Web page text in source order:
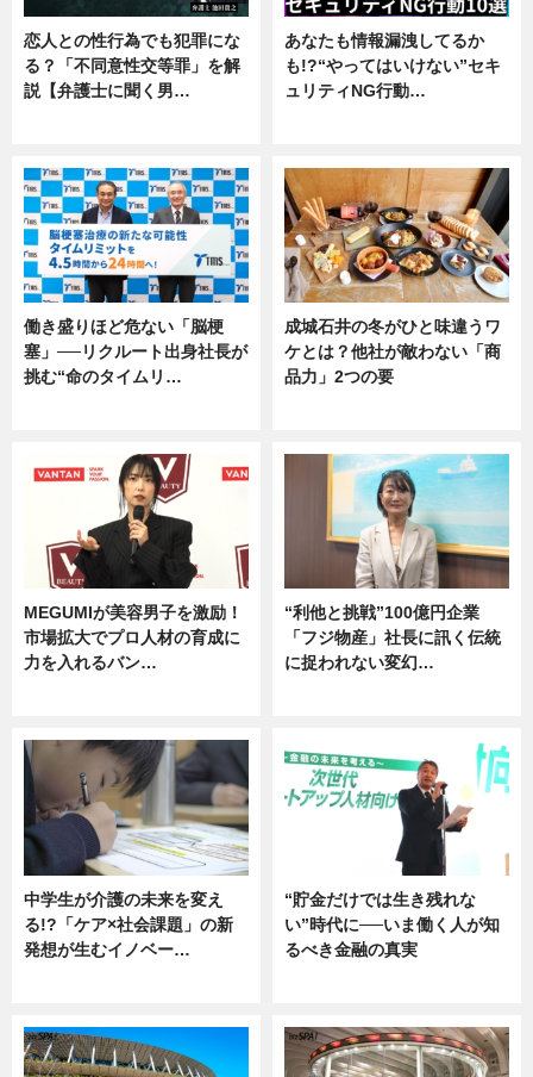
恋人との性行為でも犯罪にな
る？「不同意性交等罪」を解
説【弁護士に聞く男…
あなたも情報漏洩してるか
も!?“やってはいけない”セキ
ュリティNG行動…
働き盛りほど危ない「脳梗
塞」──リクルート出身社長が
挑む“命のタイムリ…
成城石井の冬がひと味違うワ
ケとは？他社が敵わない「商
品力」2つの要
MEGUMIが美容男子を激励！
市場拡大でプロ人材の育成に
力を入れるバン…
“利他と挑戦”100億円企業
「フジ物産」社長に訊く伝統
に捉われない変幻…
中学生が介護の未来を変え
る!?「ケア×社会課題」の新
発想が生むイノベー…
“貯金だけでは生き残れな
い”時代に──いま働く人が知
るべき金融の真実